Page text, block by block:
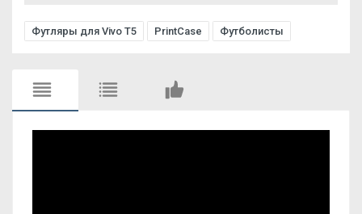
Футляры для Vivo T5 PrintCase Футболисты